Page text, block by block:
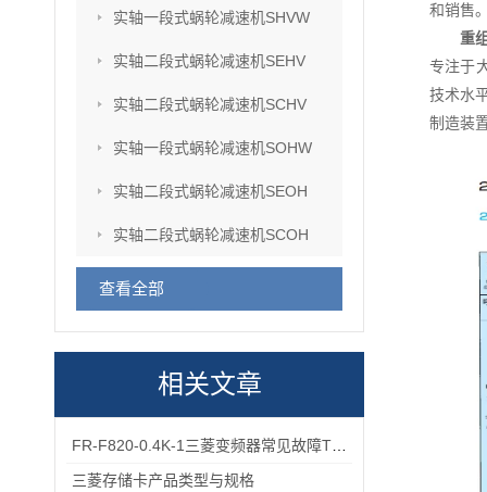
实轴一段式蜗轮减速机SHVW
实轴二段式蜗轮减速机SEHV
实轴二段式蜗轮减速机SCHV
实轴一段式蜗轮减速机SOHW
实轴二段式蜗轮减速机SEOH
实轴二段式蜗轮减速机SCOH
查看全部
相关文章
三菱存储卡产品类型与规格
和销售
重
专注于
技术水
制造装